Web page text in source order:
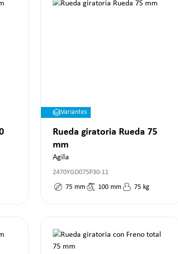
Variantes
Rueda giratoria Rueda 75
mm
Agila
2470YGO075P30-11
75 mm 100 mm 75 kg